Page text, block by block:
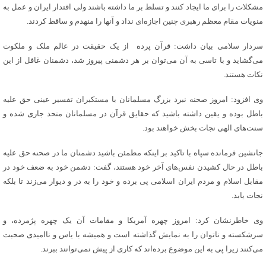
مشکلات را برای ما ایجاد کنند و تسلط بر ما داشته باشند ولی اقتدار ایران و عمل به
منویات مقام معظم رهبری چنین اجازه‌ای نداد و آنها را منهدم و ساقط کردند.
سردار سلامی بیان داشت: قرآن پرده از یک حقیقت در عالم ملک و ملکوت
می‌گشاید و با تاسی به آن می‌توان بر هر دشمنی پیروز شد، دشمنان غافل از این
نکات هستند.
وی افزود: امروز صحنه نبرد بزرگ مسلمانان با مستکبران تفسیر عینی حق علیه
باطل بوده و یقین داشته باشید که حقایق قرآن در مسلمانان متحد جاری شده و
سنت‌های الهی نجات بخش خواهند بود.
جانشین فرمانده سپاه با تاکید بر اینکه مطمئن باشید دشمنان ما در صحنه حق علیه
باطل در حال کشیدن نفس‌های آخر خود هستند، گفت: دشمن خود به ضعف خود در
مقابل اسلام و مردم ایران اسلامی پی برده‌ و خود را به در و دیوار می‌زند تا بلکه
نجات یابد.
وی خاطرنشان کرد: امروز چهره آمریکا و مقامات آن یک چهره پژمرده، و
سرشکسته و ناتوان را به نمایش گذاشته است و همیشه با یاس و ناامیدی صحبت
می‌کنند زیرا پی به این موضوع برده‌اند که کاری از پیش نمی‌توانند ببرند.